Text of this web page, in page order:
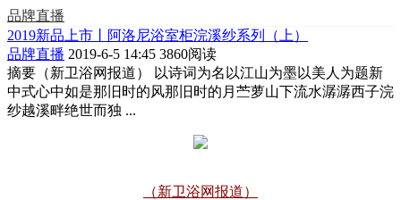
品牌直播
2019新品上市丨阿洛尼浴室柜浣溪纱系列（上）
品牌直播 2019-6-5 14:45 3860阅读
摘要 （新卫浴网报道） 以诗词为名以江山为墨以美人为题新
中式心中如是那旧时的风那旧时的月苎萝山下流水潺潺西子浣
纱越溪畔绝世而独 ...
（新卫浴网报道）